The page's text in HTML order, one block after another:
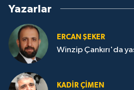
Yazarlar
ERCAN ŞEKER
Winzip Çankırı'da
KADIR ÇIMEN